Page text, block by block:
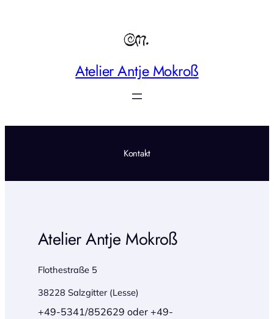
Atelier Antje Mokroß
Kontakt
Atelier Antje Mokroß
Flothestraße 5
38228 Salzgitter (Lesse)
+49-5341/852629 oder +49-